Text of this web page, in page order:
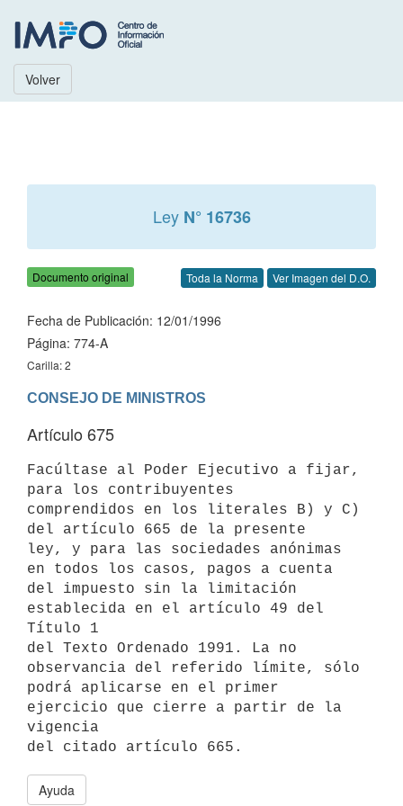
Volver
Ley N° 16736
Documento original Toda la Norma Ver Imagen del D.O.
Fecha de Publicación: 12/01/1996
Página: 774-A
Carilla: 2
Artículo 675
Facúltase al Poder Ejecutivo a fijar,
para los contribuyentes
comprendidos en los literales B) y C)
del artículo 665 de la presente
ley, y para las sociedades anónimas
en todos los casos, pagos a cuenta
del impuesto sin la limitación
establecida en el artículo 49 del
Título 1
del Texto Ordenado 1991. La no
observancia del referido límite, sólo
podrá aplicarse en el primer
ejercicio que cierre a partir de la
vigencia
Ayuda